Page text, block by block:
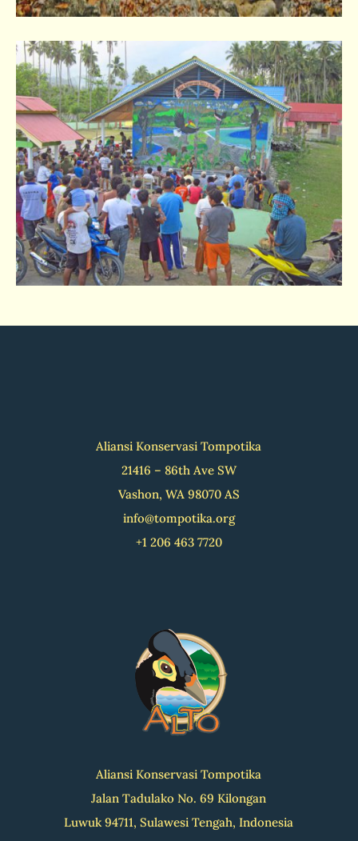
Aliansi Konservasi Tompotika
21416 – 86th Ave SW
Vashon, WA 98070 AS
info@tompotika.org
+1 206 463 7720
Aliansi Konservasi Tompotika
Jalan Tadulako No. 69 Kilongan
Luwuk 94711, Sulawesi Tengah, Indonesia